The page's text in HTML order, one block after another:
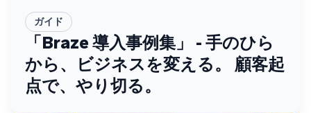
ガイド
「Braze 導入事例集」 - 手のひら
から、ビジネスを変える。 顧客起
点で、やり切る。